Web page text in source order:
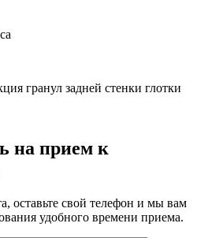
гранул задней стенки глотки
на прием к
оставьте свой телефон и мы вам
удобного времени приема.